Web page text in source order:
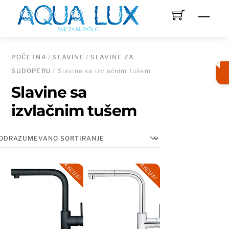
POČETNA/SLAVINE /SLAVINE ZA
SUDOPERU / Slavine sa izvlačnim tušem
Slavine sa
izvlačnim tušem
AKCIJA! AKCIJA!